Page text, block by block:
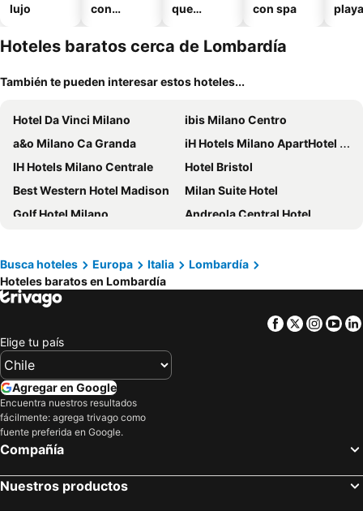
lujo
con
que
mascotas
con spa
playa
Hoteles baratos cerca de Lombardía
También te pueden interesar estos hoteles...
Hotel Da Vinci Milano
ibis Milano Centro
a&o Milano Ca Granda
iH Hotels Milano ApartHotel Argonne Park
IH Hotels Milano Centrale
Hotel Bristol
Best Western Hotel Madison
Milan Suite Hotel
Golf Hotel Milano
Andreola Central Hotel
ibis Styles Milano Centro
Hotel Dateo Milano
B&B HOTEL Milano Ornato
Hotel Due Giardini
Hotel Milano Regency
Hotel Degli Arcimboldi
Just Hotel Milano
B&B Hotel Milano Central Station
Brunelleschi Hotel
Joy 124 Hotel Milano
Hotel Marconi
Idea Hotel Milano Malpensa Airport
Biocity
Busca hoteles Europa Italia
Lombardía
Hoteles baratos en Lombardía
Facebook
Twitter
Elige tu país
Agregar en Google
Encuentra nuestros resultados
fácilmente: agrega trivago como
fuente preferida en Google.
Compañía
Nuestros productos